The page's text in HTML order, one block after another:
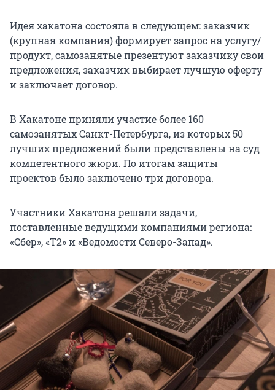
Идея хакатона состояла в следующем: заказчик
(крупная компания) формирует запрос на услугу/
продукт, самозанятые презентуют заказчику свои
предложения, заказчик выбирает лучшую оферту
и заключает договор.
В Хакатоне приняли участие более 160
самозанятых Санкт-Петербурга, из которых 50
лучших предложений были представлены на суд
компетентного жюри. По итогам защиты
проектов было заключено три договора.
Участники Хакатона решали задачи,
поставленные ведущими компаниями региона:
«Сбер», «T2» и «Ведомости Северо-Запад».